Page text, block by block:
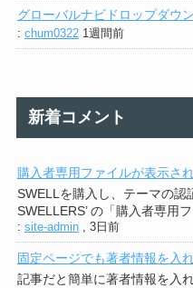
グローバルナビドロップダウ
: chum0322 1週間前
新着コメント
購入者専用ファイルが表示さ
SWELLを購入し、テーマの認
SWELLERS’ の「購入者専用
: site-admin, 3日前
固定ページでも著者情報を入
記事だと簡単に著者情報を入